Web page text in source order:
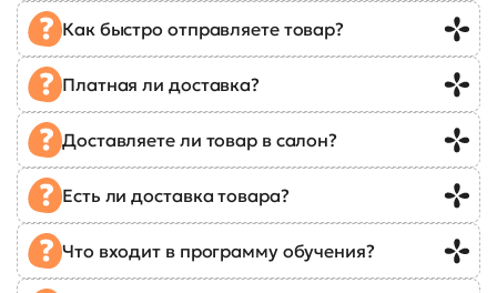
Как быстро отправляете товар?
Платная ли доставка?
Доставляете ли товар в салон?
Есть ли доставка товара?
Что входит в программу обучения?